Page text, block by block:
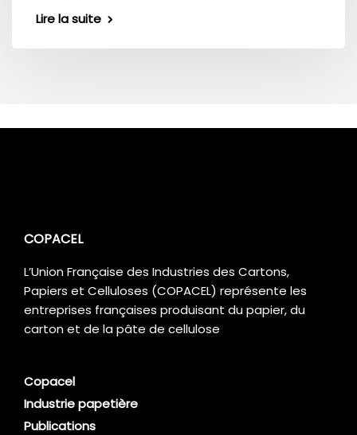
Lire la suite
COPACEL
L’Union Française des Industries des Cartons,
Papiers et Celluloses (COPACEL) représente les
entreprises françaises produisant du papier, du
carton et de la pâte de cellulose
Copacel
Industrie papetière
Publications